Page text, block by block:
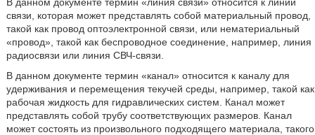
связи, которая может представлять собой материальный провод,
такой как провод оптоэлектронной связи, или нематериальный
«провод», такой как беспроводное соединение, например, линия
радиосвязи или линия СВЧ-связи.
В данном документе термин «канал» относится к каналу для
удерживания и перемещения текучей среды, например, такой как
рабочая жидкость для гидравлических систем. Канал может
представлять собой трубу соответствующих размеров. Канал
может состоять из произвольного подходящего материала, такого